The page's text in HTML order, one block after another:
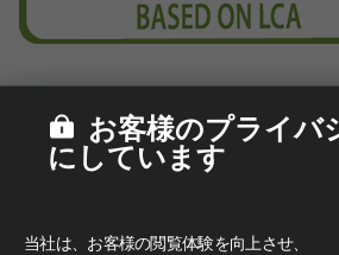
お客様のプライバ
にしています
当社は、お客様の閲覧体験を向上させ、